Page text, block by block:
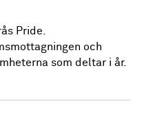
Pride.
och
som deltar i år.